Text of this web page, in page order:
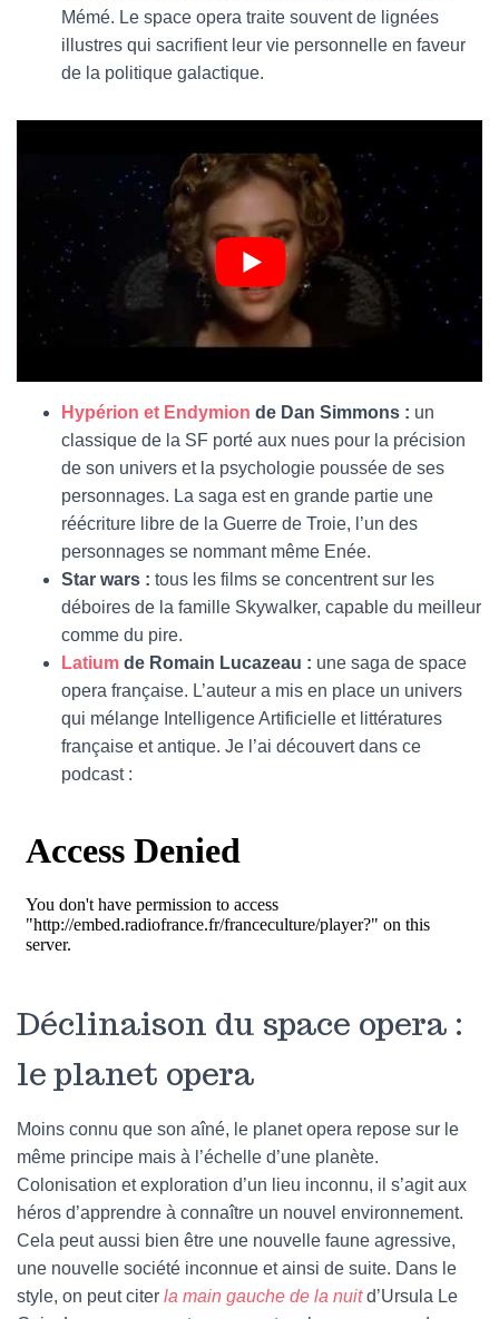
Mémé. Le space opera traite souvent de lignées
illustres qui sacrifient leur vie personnelle en faveur
de la politique galactique.
Hypérion et Endymion de Dan Simmons : un
classique de la SF porté aux nues pour la précision
de son univers et la psychologie poussée de ses
personnages. La saga est en grande partie une
réécriture libre de la Guerre de Troie, l’un des
personnages se nommant même Enée.
Star wars : tous les films se concentrent sur les
déboires de la famille Skywalker, capable du meilleur
comme du pire.
Latium de Romain Lucazeau : une saga de space
opera française. L’auteur a mis en place un univers
qui mélange Intelligence Artificielle et littératures
française et antique. Je l’ai découvert dans ce
podcast :
Déclinaison du space opera :
le planet opera
Moins connu que son aîné, le planet opera repose sur le
même principe mais à l’échelle d’une planète.
Colonisation et exploration d’un lieu inconnu, il s’agit aux
héros d’apprendre à connaître un nouvel environnement.
Cela peut aussi bien être une nouvelle faune agressive,
une nouvelle société inconnue et ainsi de suite. Dans le
style, on peut citer la main gauche de la nuitd’Ursula Le